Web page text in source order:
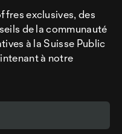
exclusives, des
de la communauté
à la Suisse Public
à notre